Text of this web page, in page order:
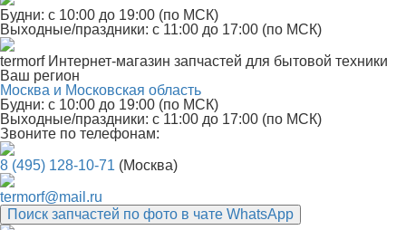
Будни: с 10:00 до 19:00 (по МСК)
Выходные/праздники: с 11:00 до 17:00 (по МСК)
termorf Интернет-магазин запчастей для бытовой техники
Ваш регион
Москва и Московская область
Будни: с 10:00 до 19:00 (по МСК)
Выходные/праздники: с 11:00 до 17:00 (по МСК)
Звоните по телефонам:
8 (495) 128-10-71 (Москва)
termorf@mail.ru
Поиск запчастей по фото в чате WhatsApp